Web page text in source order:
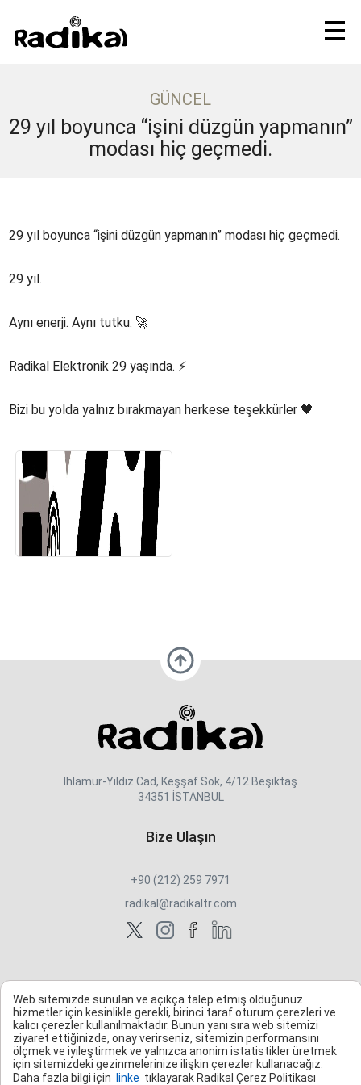
GÜNCEL
29 yıl boyunca “işini düzgün yapmanın”
modası hiç geçmedi.
29 yıl boyunca “işini düzgün yapmanın” modası hiç geçmedi.
29 yıl.
Aynı enerji. Aynı tutku. 🚀
Radikal Elektronik 29 yaşında. ⚡️
Bizi bu yolda yalnız bırakmayan herkese teşekkürler 🖤
Ihlamur-Yıldız Cad, Keşşaf Sok, 4/12 Beşiktaş
34351 İSTANBUL
Bize Ulaşın
+90 (212) 259 7971
radikal@radikaltr.com
Web sitemizde sunulan ve açıkça talep etmiş olduğunuz
hizmetler için kesinlikle gerekli, birinci taraf oturum çerezleri ve
kalıcı çerezler kullanılmaktadır. Bunun yanı sıra web sitemizi
ziyaret ettiğinizde, onay verirseniz, sitemizin performansını
ölçmek ve iyileştirmek ve yalnızca anonim istatistikler üretmek
için sitemizdeki gezinmelerinize ilişkin çerezler kullanacağız.
Daha fazla bilgi için
linke tıklayarak Radikal Çerez Politikası